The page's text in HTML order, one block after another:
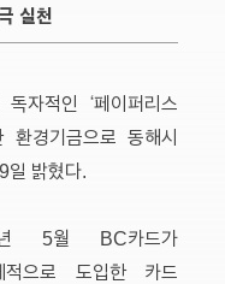
실천
자적인 ‘페이퍼리스
경기금으로 동해시
일 밝혔다.
년 5월 BC카드가
적으로 도입한 카드